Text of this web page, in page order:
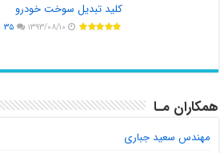
کلید تبدیل سوخت خودرو
۱۳۹۳/۰۸/۱۰ ۳۵
همکاران مـا
مهندس سعید جباری